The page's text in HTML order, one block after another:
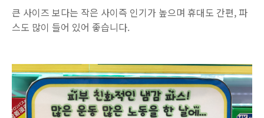
큰 사이즈 보다는 작은 사이즉 인기가 높으며 휴대도 간편, 파
스도 많이 들어 있어 좋습니다.